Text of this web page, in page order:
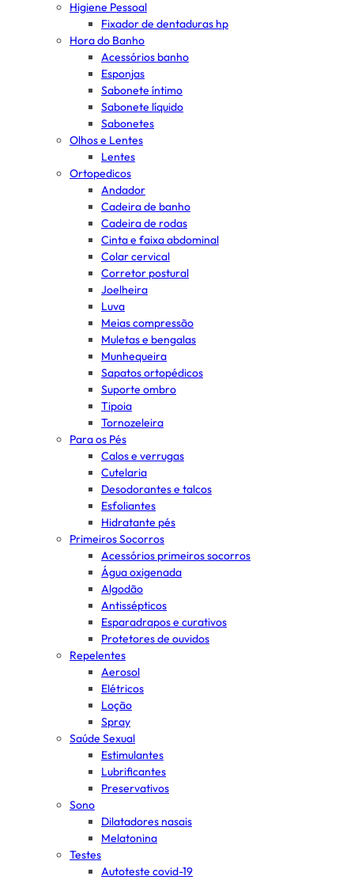
Higiene Pessoal
Fixador de dentaduras hp
Hora do Banho
Acessórios banho
Esponjas
Sabonete íntimo
Sabonete líquido
Sabonetes
Olhos e Lentes
Lentes
Ortopedicos
Andador
Cadeira de banho
Cadeira de rodas
Cinta e faixa abdominal
Colar cervical
Corretor postural
Joelheira
Luva
Meias compressão
Muletas e bengalas
Munhequeira
Sapatos ortopédicos
Suporte ombro
Tipoia
Tornozeleira
Para os Pés
Calos e verrugas
Cutelaria
Desodorantes e talcos
Esfoliantes
Hidratante pés
Primeiros Socorros
Acessórios primeiros socorros
Água oxigenada
Algodão
Antissépticos
Esparadrapos e curativos
Protetores de ouvidos
Repelentes
Aerosol
Elétricos
Loção
Spray
Saúde Sexual
Estimulantes
Lubrificantes
Preservativos
Sono
Dilatadores nasais
Melatonina
Testes
Autoteste covid-19